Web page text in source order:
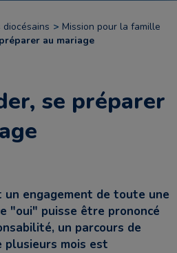
diocésains
Mission pour la famille
au mariage
se préparer
un engagement de toute une
"oui" puisse être prononcé
un parcours de
plusieurs mois est